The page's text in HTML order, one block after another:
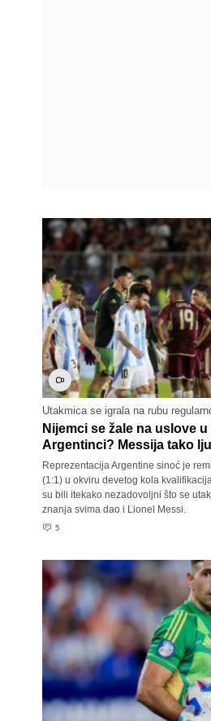
Utakmica se igrala na rubu
Nijemci se žale na uslove
Argentinci? Messija tako
Reprezentacija Argentine sinoć je
(1:1) u okviru devetog kola
su bili itekako nezadovoljni što se
znanja svima dao i Lionel Messi.
5